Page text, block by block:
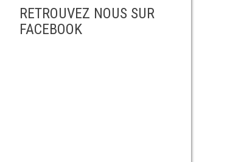
RETROUVEZ NOUS SUR
FACEBOOK